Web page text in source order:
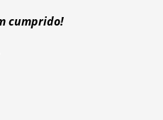
cumprido!